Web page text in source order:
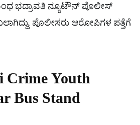
ಭದ್ರಾವತಿ ನ್ಯೂಟೌನ್ ಪೊಲೀಸ್
ಪೊಲೀಸರು ಆರೋಪಿಗಳ ಪತ್ತೆಗೆ
Crime Youth
Bus Stand